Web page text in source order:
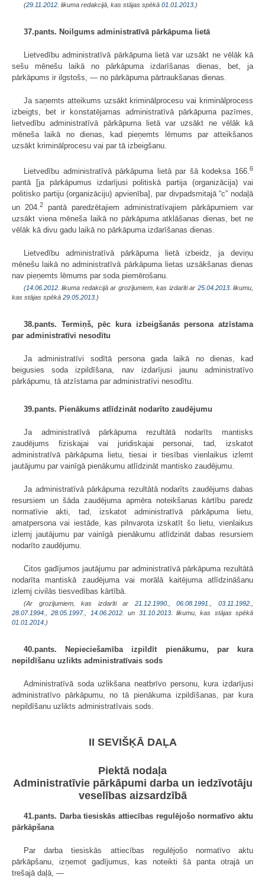
(29.11.2012 . likuma redakcijā, kas stājas spēkā 01.01.2013. )
37.pants. Noilgums administratīvā pārkāpuma lietā
Lietvedību administratīvā pārkāpuma lietā var uzsākt ne vēlāk kā
sešu mēnešu laikā no pārkāpuma izdarīšanas dienas, bet, ja
pārkāpums ir ilgstošs, — no pārkāpuma pārtraukšanas dienas.
Ja saņemts atteikums uzsākt kriminālprocesu vai kriminālprocess
izbeigts, bet ir konstatējamas administratīvā pārkāpuma pazīmes,
lietvedību administratīvā pārkāpuma lietā var uzsākt ne vēlāk kā
mēneša laikā no dienas, kad pieņemts lēmums par atteikšanos
uzsākt kriminālprocesu vai par tā izbeigšanu.
Lietvedību administratīvā pārkāpuma lietā par šā kodeksa 166. 6
pantā [ja pārkāpumus izdarījusi politiskā partija (organizācija) vai
politisko partiju (organizāciju) apvienība], par divpadsmitajā “c” nodaļā
un 204.2
pantā paredzētajiem administratīvajiem pārkāpumiem var
uzsākt viena mēneša laikā no pārkāpuma atklāšanas dienas, bet ne
vēlāk kā divu gadu laikā no pārkāpuma izdarīšanas dienas.
Lietvedību administratīvā pārkāpuma lietā izbeidz, ja deviņu
mēnešu laikā no administratīvā pārkāpuma lietas uzsākšanas dienas
nav pieņemts lēmums par soda piemērošanu.
(14.06.2012 . likuma redakcijā ar grozījumiem, kas izdarīti ar 25.04.2013. likumu,
kas stājas spēkā 29.05.2013. )
38.pants. Termiņš, pēc kura izbeigšanās persona atzīstama
par administratīvi nesodītu
Ja administratīvi sodītā persona gada laikā no dienas, kad
beigusies soda izpildīšana, nav izdarījusi jaunu administratīvo
pārkāpumu, tā atzīstama par administratīvi nesodītu.
39.pants. Pienākums atlīdzināt nodarīto zaudējumu
Ja administratīvā pārkāpuma rezultātā nodarīts mantisks
zaudējums fiziskajai vai juridiskajai personai, tad, izskatot
administratīvā pārkāpuma lietu, tiesai ir tiesības vienlaikus izlemt
jautājumu par vainīgā pienākumu atlīdzināt mantisko zaudējumu.
Ja administratīvā pārkāpuma rezultātā nodarīts zaudējums dabas
resursiem un šāda zaudējuma apmēra noteikšanas kārtību paredz
normatīvie akti, tad, izskatot administratīvā pārkāpuma lietu,
amatpersona vai iestāde, kas pilnvarota izskatīt šo lietu, vienlaikus
izlemj jautājumu par vainīgā pienākumu atlīdzināt dabas resursiem
nodarīto zaudējumu.
Citos gadījumos jautājumu par administratīvā pārkāpuma rezultātā
nodarīta mantiskā zaudējuma vai morālā kaitējuma atlīdzināšanu
izlemj civilās tiesvedības kārtībā.
(Ar grozījumiem, kas izdarīti ar 21.12.1990. ,06.08.1991. ,03.11.1992.
28.07.1994.
,28.05.1997. 14.06.2012. un 31.10.2013. likumu, kas stājas spēkā
01.01.2014. )
40.pants. Nepieciešamība izpildīt pienākumu, par kura
nepildīšanu uzlikts administratīvais sods
Administratīvā soda uzlikšana neatbrīvo personu, kura izdarījusi
administratīvo pārkāpumu, no tā pienākuma izpildīšanas, par kura
nepildīšanu uzlikts administratīvais sods.
II SEVIŠĶĀ DAĻA
Piektā nodaļa
Administratīvie pārkāpumi darba un iedzīvotāju
veselības aizsardzībā
41.pants. Darba tiesiskās attiecības regulējošo normatīvo aktu
pārkāpšana
Par darba tiesiskās attiecības regulējošo normatīvo aktu
pārkāpšanu, izņemot gadījumus, kas noteikti šā panta otrajā un
trešajā daļā, —